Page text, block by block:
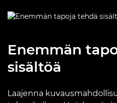
Enemmän
sisältöä
Laajenna